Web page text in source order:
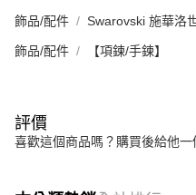
飾品/配件 Swarovski 施華洛
飾品/配件 【項鍊/手鍊】
評價
喜歡這個商品嗎？購買後給他一